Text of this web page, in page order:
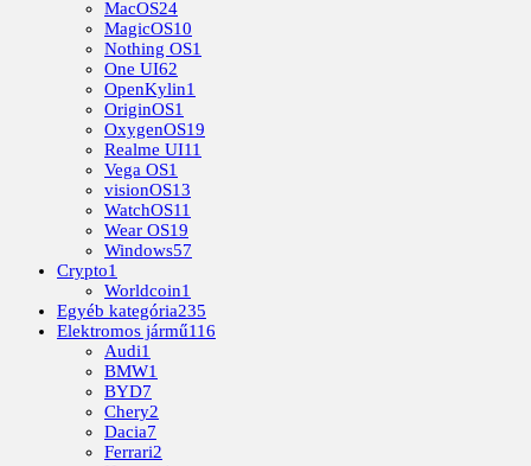
MacOS24
MagicOS10
Nothing OS1
One UI62
OpenKylin1
OriginOS1
OxygenOS19
Realme UI11
Vega OS1
visionOS13
WatchOS11
Wear OS19
Windows57
Crypto1
Worldcoin1
Egyéb kategória235
Elektromos jármű116
Audi1
BMW1
BYD7
Chery2
Dacia7
Ferrari2